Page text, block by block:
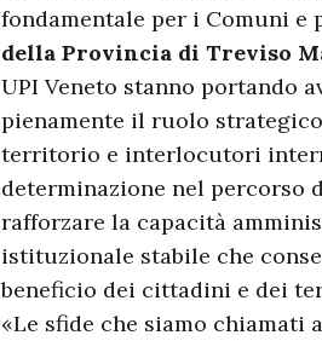
fondamentale per i Comuni
della Provincia di Treviso
UPI Veneto stanno portando
pienamente il ruolo
territorio e interlocutori
determinazione nel percorso
rafforzare la capacità
istituzionale stabile che
beneficio dei cittadini e dei
«Le sfide che siamo chiamati